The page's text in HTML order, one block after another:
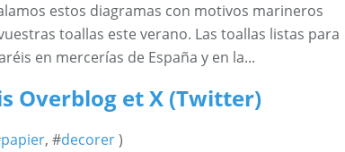
estos diagramas con motivos marineros
toallas este verano. Las toallas listas para
en mercerías de España y en la...
Overblog et X (Twitter)
papier, #decorer)